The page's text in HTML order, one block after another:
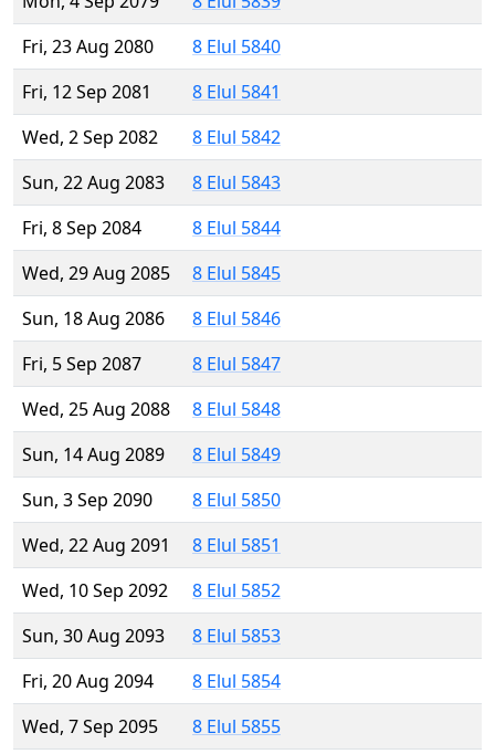
Fri, 23 Aug 2080
8 Elul 5840
Fri, 12 Sep 2081
8 Elul 5841
Wed, 2 Sep 2082
8 Elul 5842
Sun, 22 Aug 2083
8 Elul 5843
Fri, 8 Sep 2084
8 Elul 5844
Wed, 29 Aug 2085
8 Elul 5845
Sun, 18 Aug 2086
8 Elul 5846
Fri, 5 Sep 2087
8 Elul 5847
Wed, 25 Aug 2088
8 Elul 5848
Sun, 14 Aug 2089
8 Elul 5849
Sun, 3 Sep 2090
8 Elul 5850
Wed, 22 Aug 2091
8 Elul 5851
Wed, 10 Sep 2092
8 Elul 5852
Sun, 30 Aug 2093
8 Elul 5853
Fri, 20 Aug 2094
8 Elul 5854
Wed, 7 Sep 2095
8 Elul 5855